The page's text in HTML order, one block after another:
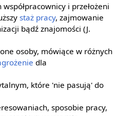
i przełożeni
staż pracy, zajmowanie
bądź znajomości (J.
osoby, mówiące w różnych
dla
które 'nie pasują' do
sposobie pracy,